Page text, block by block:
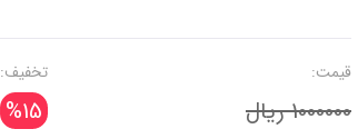
دنیا
قیمت:
1000000 ریال
تخفیف:
%15